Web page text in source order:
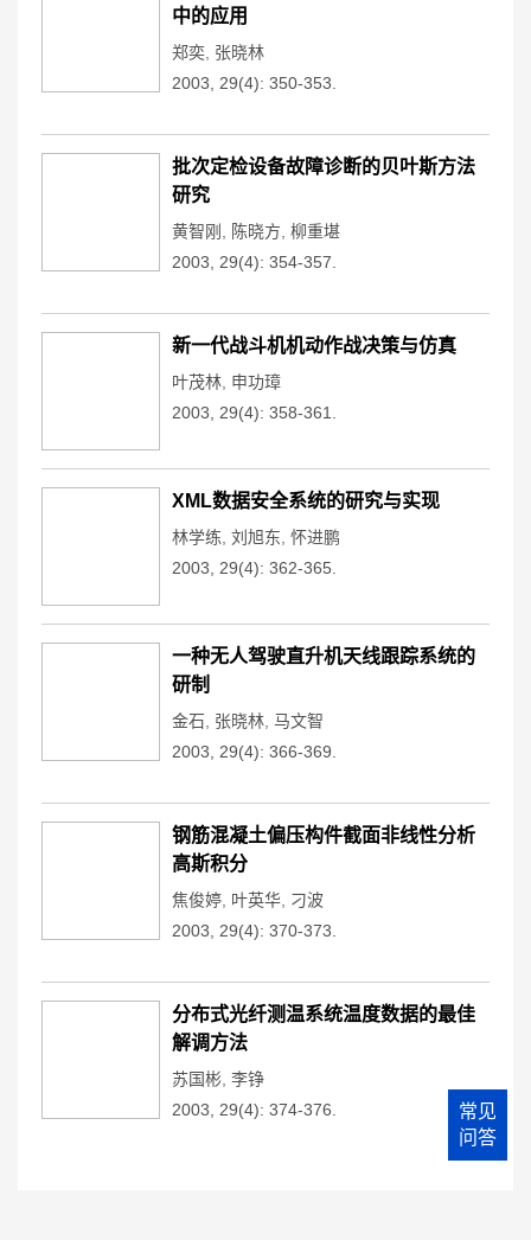
中的应用
郑奕 张晓林
2003, 29(4): 350-353.
批次定检设备故障诊断的贝叶斯方法
研究
黄智刚 陈晓方 柳重堪
2003, 29(4): 354-357.
新一代战斗机机动作战决策与仿真
叶茂林 申功璋
2003, 29(4): 358-361.
XML数据安全系统的研究与实现
林学练 刘旭东 怀进鹏
2003, 29(4): 362-365.
一种无人驾驶直升机天线跟踪系统的
研制
金石 张晓林 马文智
2003, 29(4): 366-369.
钢筋混凝土偏压构件截面非线性分析
高斯积分
焦俊婷 叶英华 刁波
2003, 29(4): 370-373.
分布式光纤测温系统温度数据的最佳
解调方法
苏国彬 李铮
2003, 29(4): 374-376.
常见
问答